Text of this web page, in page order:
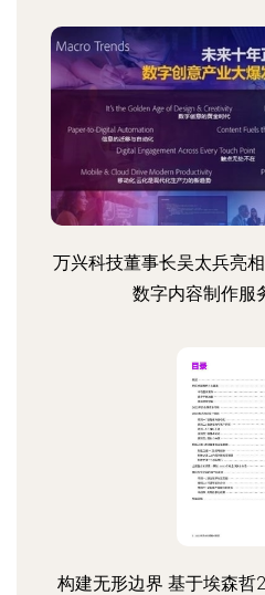
万兴科技董事长吴太兵亮
数字内容制作服
构建无形边界 基于埃森哲